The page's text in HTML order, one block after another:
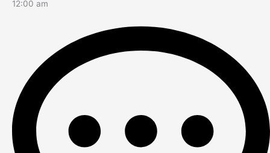
12:00 am